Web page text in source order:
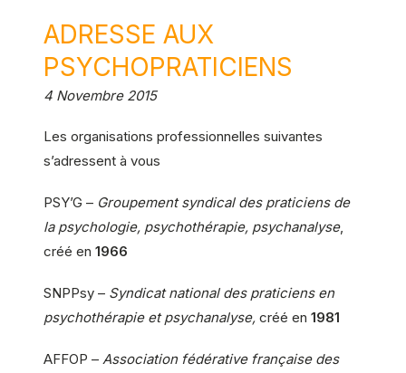
ADRESSE AUX
PSYCHOPRATICIENS
4 Novembre 2015
Les organisations professionnelles suivantes
s’adressent à vous
PSY’G – Groupement syndical des praticiens de
la psychologie, psychothérapie, psychanalyse,
créé en 1966
SNPPsy – Syndicat national des praticiens en
psychothérapie et psychanalyse, créé en 1981
AFFOP – Association fédérative française des